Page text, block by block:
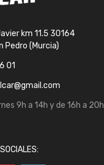
km 11.5 30164
Pedro (Murcia)
01
9h a 14h y de 16h a 20h